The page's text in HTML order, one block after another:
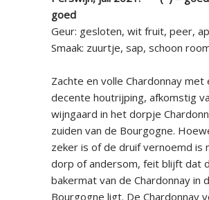
goed
Geur: gesloten, wit fruit, peer,
Smaak: zuurtje, sap, schoon
Zachte en volle Chardonnay met
decente houtrijping, afkomstig
wijngaard in het dorpje
zuiden van de Bourgogne.
zeker is of de druif vernoemd is
dorp of andersom, feit blijft dat
bakermat van de Chardonnay in
Bourgogne ligt. De Chardonnay